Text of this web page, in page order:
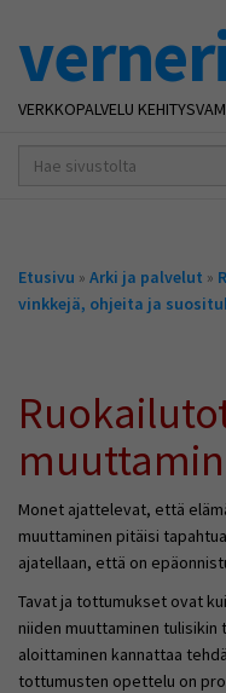
VERKKOPALVELU
hakusana(t)
Olet
täällä
Etusivu » Arki ja palvelut »
vinkkejä, ohjeita ja
Monet ajattelevat, että
muuttaminen pitäisi
ajatellaan, että on
Tavat ja tottumukset ovat
niiden muuttaminen tulisikin
aloittaminen kannattaa
tottumusten opettelu on